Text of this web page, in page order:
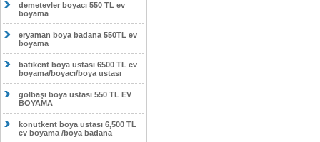
demetevler boyacı 550 TL ev
boyama
eryaman boya badana 550TL ev
boyama
batıkent boya ustası 6500 TL ev
boyama/boyacı/boya ustası
gölbaşı boya ustası 550 TL EV
BOYAMA
konutkent boya ustası 6,500 TL
ev boyama /boya badana